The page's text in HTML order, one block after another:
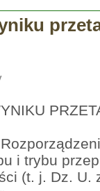
i trybu
(t. j. Dz. U.